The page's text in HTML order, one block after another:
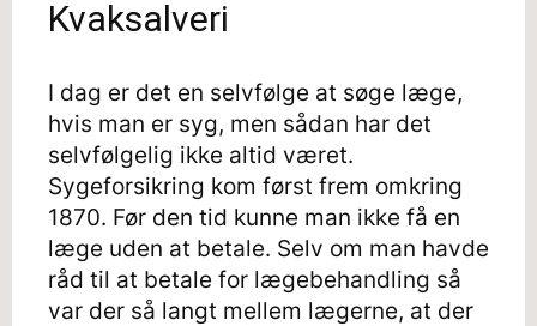
Kvaksalveri
I dag er det en selvfølge at søge læge,
hvis man er syg, men sådan har det
selvfølgelig ikke altid været.
Sygeforsikring kom først frem omkring
1870. Før den tid kunne man ikke få en
læge uden at betale. Selv om man havde
råd til at betale for lægebehandling så
var der så langt mellem lægerne, at der